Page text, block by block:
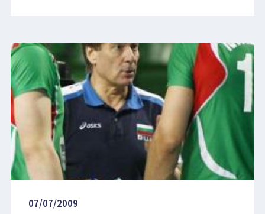
07/07/2009